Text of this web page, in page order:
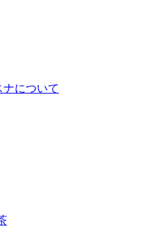
ナについて